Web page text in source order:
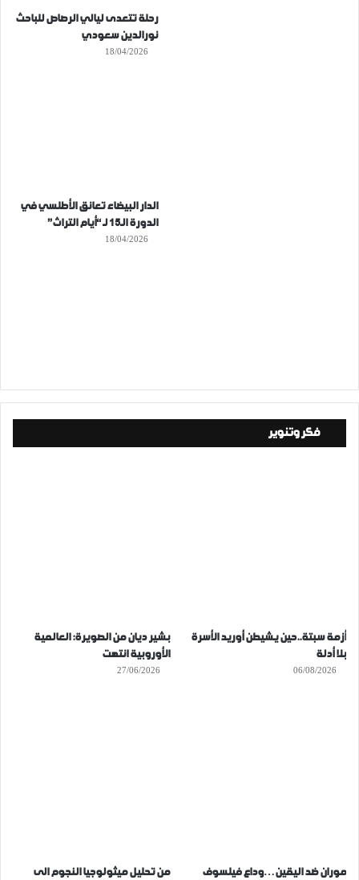
رحلة تتعدى ليالي الرصاص للباحث
نورالدين سعودي
18/04/2026
الدار البيضاء تعانق الأطلسي في
الدورة الـ15 لـ “أيام التراث”
18/04/2026
فكر وتنوير
أزمة سبتة..حين يشيطن أوريد الأسرة
بلا أدلة
06/08/2026
بشير ديان من الصويرة: العالمية
الأوروبية انتهت
27/06/2026
موران ضد اليقين…وداع فيلسوف من تحليل ميثولوجيا النجوم الى